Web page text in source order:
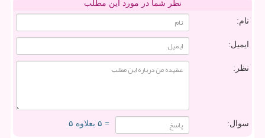
نظر شما در مورد این مطلب
نام:
ایمیل:
نظر:
سوال: = ۵ بعلاوه ۵